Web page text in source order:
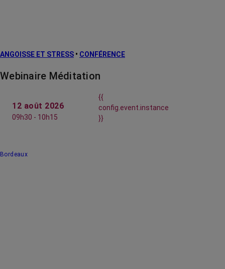
ANGOISSE ET STRESS • CONFÉRENCE
Webinaire Méditation
12 août 2026
09h30 - 10h15
{{
config.event.instance
}}
Bordeaux